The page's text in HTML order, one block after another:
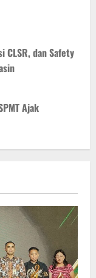
CLSR, dan Safety
Ajak